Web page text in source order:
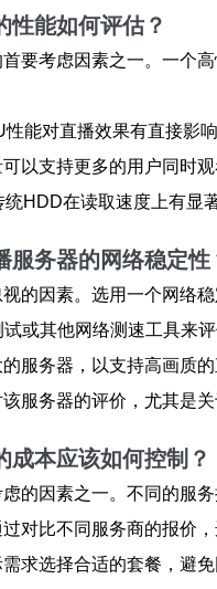
性能如何评估？
要考虑因素之一。一个
能对直播效果有直接影
以支持更多的用户同时
统HDD在读取速度上有显
服务器的网络稳定性
的因素。选用一个网络
试或其他网络测速工具来
服务器，以支持高画质的
该服务器的评价，尤其是
成本应该如何控制？
的因素之一。不同的服
对比不同服务商的报价
需求选择合适的套餐，避